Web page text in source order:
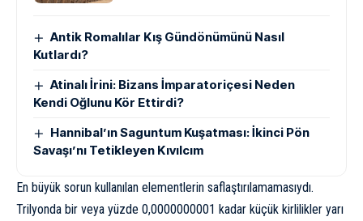
Antik Romalılar Kış Gündönümünü Nasıl
Kutlardı?
Atinalı İrini: Bizans İmparatoriçesi Neden
Kendi Oğlunu Kör Ettirdi?
Hannibal’ın Saguntum Kuşatması: İkinci Pön
Savaşı’nı Tetikleyen Kıvılcım
En büyük sorun kullanılan elementlerin saflaştırılamamasıydı.
Trilyonda bir veya yüzde 0,0000000001 kadar küçük kirlilikler yarı